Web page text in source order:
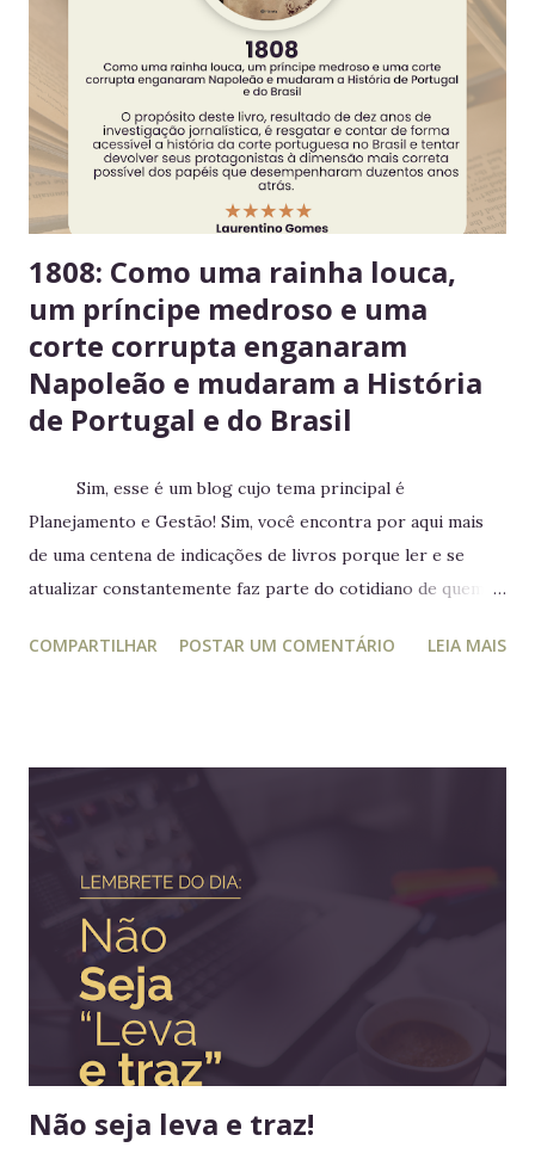
Consuma apenas o que é seu Evita mal-entendidos e
reforça a confiança entre colegas. 4. Derramou algo? Limpe
na hora Higiene imediata garante um ambiente limpo e
agradável para o próximo usuário. 5. Não deixe alimentos
estragarem Escolha um dia fixo da semana para revisar
seus itens e evitar desperdício. 6....
1808: Como uma rainha louca,
um príncipe medroso e uma
corte corrupta enganaram
Napoleão e mudaram a História
de Portugal e do Brasil
Sim, esse é um blog cujo tema principal é
Planejamento e Gestão! Sim, você encontra por aqui mais
de uma centena de indicações de livros porque ler e se
atualizar constantemente faz parte do cotidiano de quem
planejamento e gestão a leitura e atualização frequente é
territórios alheios, mas nenhum deles tinha ido tão longe a
ponto de cruzar um oceano para viver e reinar do outro
lado do mundo. Embora os europeus dominassem colônias
imensas em diversos continentes, até aquele momento
nenhum rei havia colocado os pés em seus territórios
ultramarinos para uma simples...
COMPARTILHAR POSTAR UM COMENTÁRIO LEIA MAIS
Não seja leva e traz!